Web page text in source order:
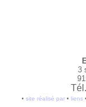
3
• site réalisé par• liens